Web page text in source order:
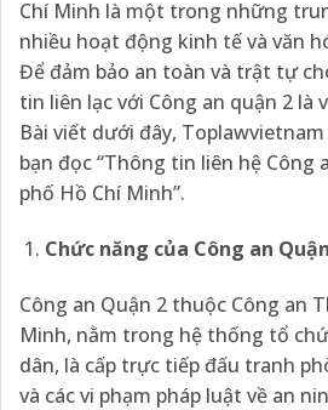
Chí Minh là một trong những
nhiều hoạt động kinh tế và văn
Để đảm bảo an toàn và trật tự
tin liên lạc với Công an quận 2 là
Bài viết dưới đây,
bạn đọc “Thông tin liên hệ Công
phố Hồ Chí Minh”.
Chức năng của Công an
Công an Quận 2 thuộc Công an
Minh, nằm trong hệ thống tổ
dân, là cấp trực tiếp đấu tranh
và các vi phạm pháp luật về an